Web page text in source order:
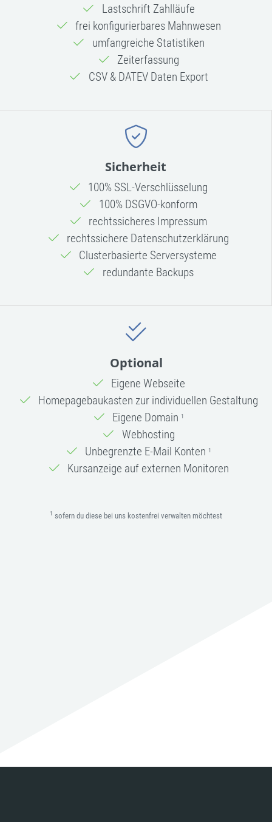
Lastschrift Zahlläufe
frei konfigurierbares Mahnwesen
umfangreiche Statistiken
Zeiterfassung
CSV & DATEV Daten Export
Sicherheit
100% SSL-Verschlüsselung
100% DSGVO-konform
rechtssicheres Impressum
rechtssichere Datenschutzerklärung
Clusterbasierte Serversysteme
redundante Backups
Optional
Eigene Webseite
Homepagebaukasten zur individuellen Gestaltung
Eigene Domain1
Webhosting
Unbegrenzte E-Mail Konten1
Kursanzeige auf externen Monitoren
1 sofern du diese bei uns kostenfrei verwalten möchtest